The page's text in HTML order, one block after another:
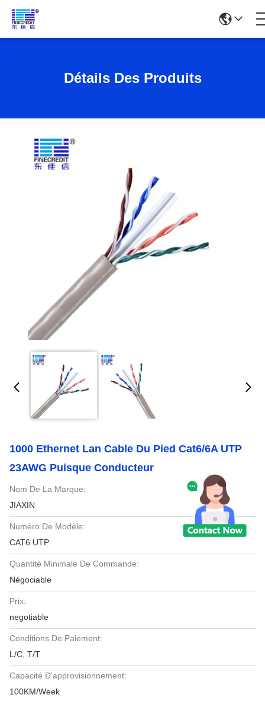
Détails Des Produits
1000 Ethernet Lan Cable Du Pied Cat6/6A UTP
23AWG Puisque Conducteur
Nom De La Marque:
JIAXIN
Numéro De Modèle:
CAT6 UTP
Quantité Minimale De Commande:
Négociable
Prix:
negotiable
Conditions De Paiement:
L/C, T/T
Capacité D'approvisionnement:
100KM/Week